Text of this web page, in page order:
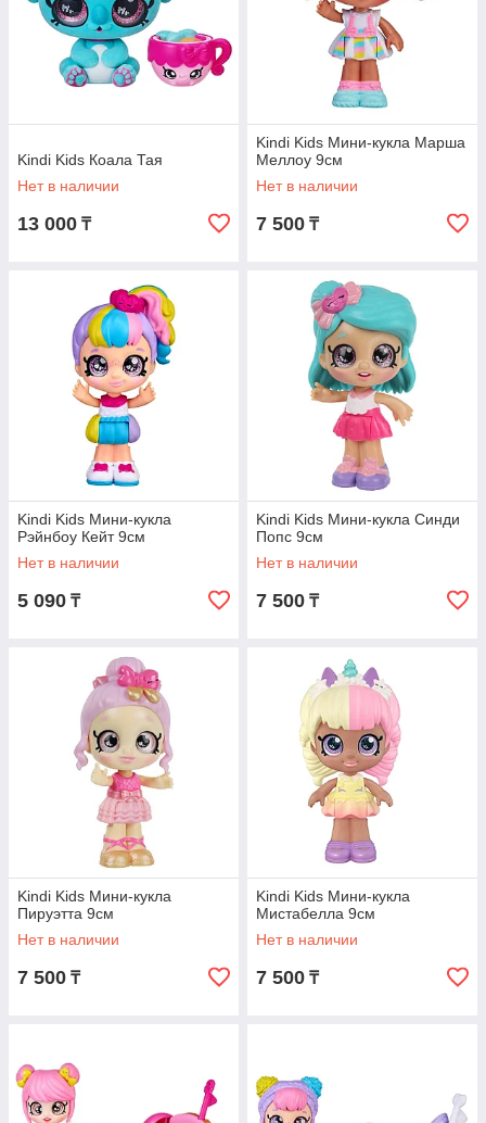
Kindi Kids Коала Тая
Нет в наличии
13 000 ₸
Kindi Kids Мини-кукла Марша
Меллоу 9см
Нет в наличии
7 500 ₸
Kindi Kids Мини-кукла
Рэйнбоу Кейт 9см
Нет в наличии
5 090 ₸
Kindi Kids Мини-кукла Синди
Попс 9см
Нет в наличии
7 500 ₸
Kindi Kids Мини-кукла
Пируэтта 9см
Нет в наличии
7 500 ₸
Kindi Kids Мини-кукла
Мистабелла 9см
Нет в наличии
7 500 ₸